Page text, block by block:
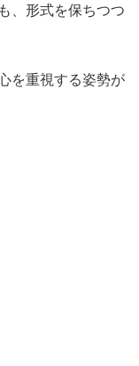
、形式を保ちつつ
を重視する姿勢が